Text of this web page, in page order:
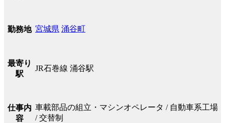
勤務地 宮城県 涌谷町
最寄り
駅
JR石巻線 涌谷駅
仕事内
容
車載部品の組立・マシンオペレータ / 自動車系工場
/ 交替制